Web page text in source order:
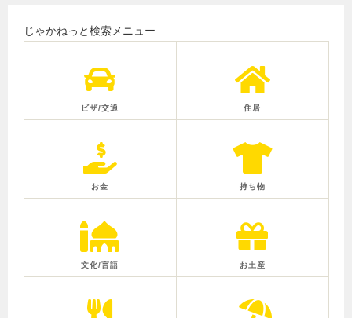
じゃかねっと検索メニュー
ビザ/交通 住居
お金 持ち物
文化/言語 お土産